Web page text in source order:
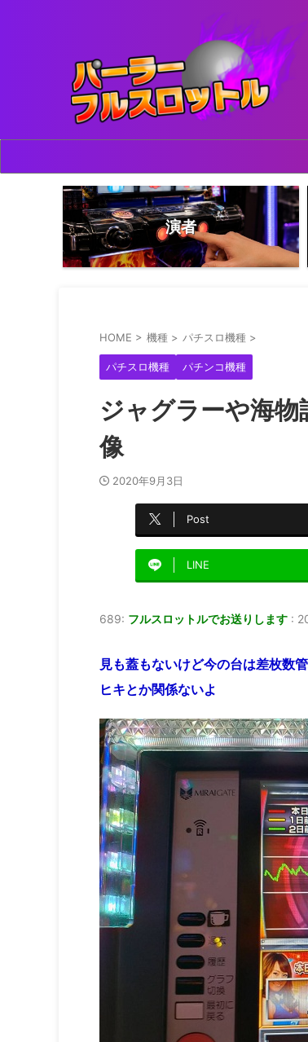
演者
HOME > 機種 > パチスロ機種 >
パチスロ機種 パチンコ機種
ジャグラーや海
像
2020年9月3日
Post
LINE
689: フルスロットルでお送りします :
見も蓋もないけど今の台は差枚数
ヒキとか関係ないよ